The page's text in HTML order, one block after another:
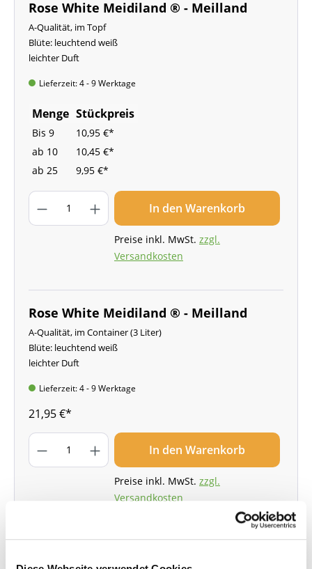
Rose White Meidiland ® - Meilland
A-Qualität, im Topf
Blüte: leuchtend weiß
leichter Duft
Lieferzeit: 4 - 9 Werktage
Menge Stückpreis
Bis 9
10,95 €*
ab 10
10,45 €*
ab 25 9,95 €*
In den Warenkorb
Preise inkl. MwSt. zzgl.
Versandkosten
Rose White Meidiland ® - Meilland
A-Qualität, im Container (3 Liter)
Blüte: leuchtend weiß
leichter Duft
Lieferzeit: 4 - 9 Werktage
21,95 €*
In den Warenkorb
Preise inkl. MwSt. zzgl.
Versandkosten